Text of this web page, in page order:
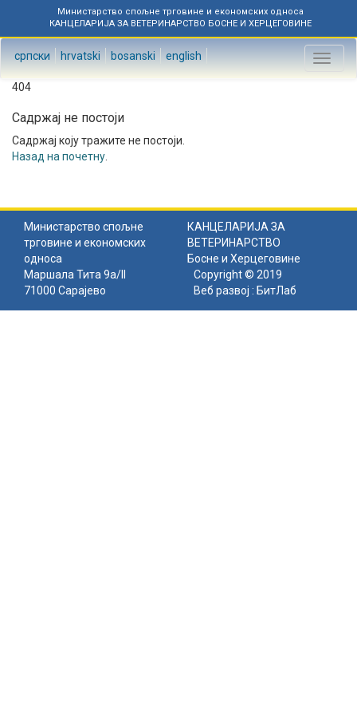
Министарство спољне трговине и економских односа
КАНЦЕЛАРИЈА ЗА ВЕТЕРИНАРСТВО БОСНЕ И ХЕРЦЕГОВИНЕ
српски hrvatski bosanski english
Toggle
404
Садржај не постоји
Садржај коју тражите не постоји.
Назад на почетну
Министарство спољне
трговине и економских
односа
КАНЦЕЛАРИЈА ЗА
ВЕТЕРИНАРСТВО
Босне и Херцеговине
Маршала Тита 9а/II
71000 Сарајево
Copyright © 2019
Веб развој : БитЛаб